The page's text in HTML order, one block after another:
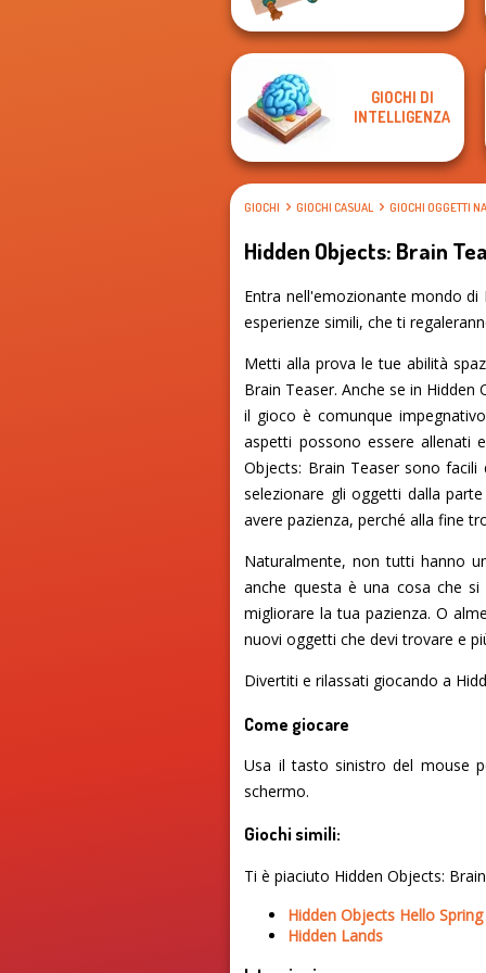
GIOCHI DI
INTELLIGENZA
GIOCHI GIOCHI CASUAL GIOCHI OGGETTI
Hidden Objects: Brain
Entra nell'emozionante mondo di
esperienze simili, che ti
Metti alla prova le tue abilità
Brain Teaser. Anche se in
il gioco è comunque
aspetti possono essere allenati
Objects: Brain Teaser sono
selezionare gli oggetti dalla
avere pazienza, perché alla fine
Naturalmente, non tutti hanno
anche questa è una cosa che
migliorare la tua pazienza. O
nuovi oggetti che devi trovare e
Divertiti e rilassati giocando a
Come giocare
Usa il tasto sinistro del mouse
schermo.
Giochi simili:
Ti è piaciuto Hidden Objects:
Hidden Objects Hello Spring
Hidden Lands